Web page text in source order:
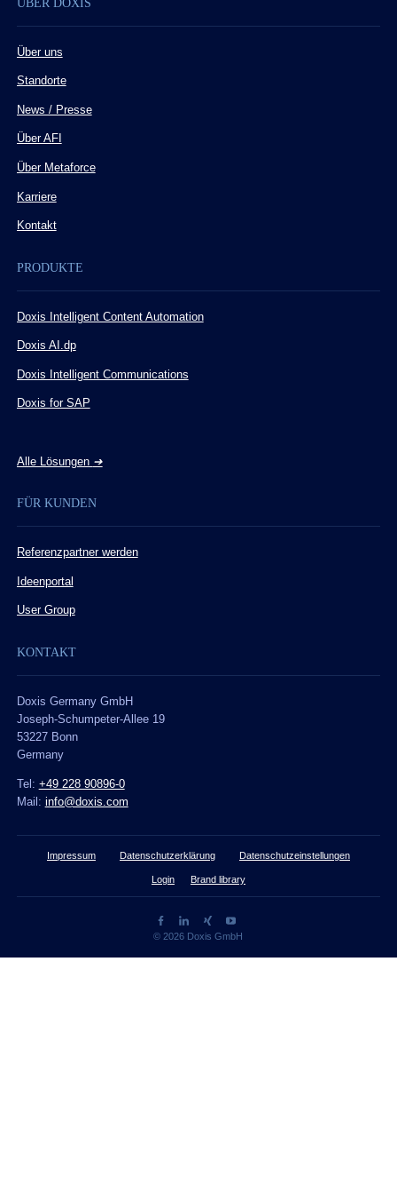
ÜBER DOXIS
Über uns
Standorte
News / Presse
Über AFI
Über Metaforce
Karriere
Kontakt
PRODUKTE
Doxis Intelligent Content Automation
Doxis AI.dp
Doxis Intelligent Communications
Doxis for SAP
Alle Lösungen ➔
FÜR KUNDEN
Referenzpartner werden
Ideenportal
User Group
KONTAKT
Doxis Germany GmbH
Joseph-Schumpeter-Allee 19
53227 Bonn
Germany
Tel: +49 228 90896-0
Mail: info@doxis.com
Impressum Datenschutzerklärung Datenschutzeinstellungen
Login Brand library
© 2026 Doxis GmbH